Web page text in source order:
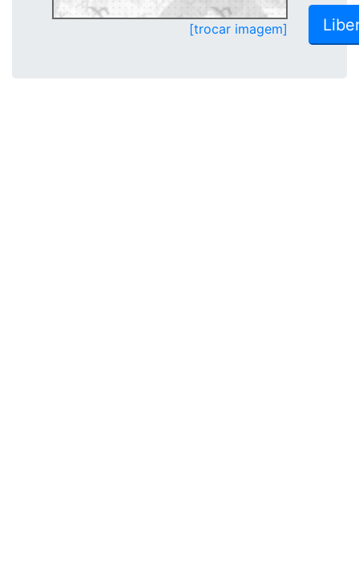
[trocar imagem]